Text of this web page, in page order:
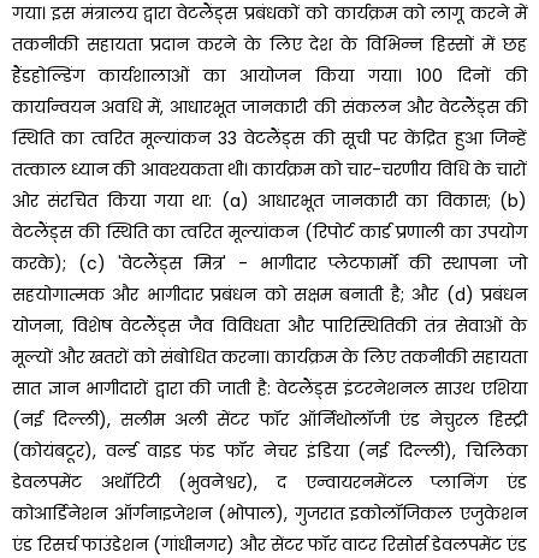
गया। इस मंत्रालय द्वारा वेटलैंड्स प्रबंधकों को कार्यक्रम को लागू करने में
तकनीकी सहायता प्रदान करने के लिए देश के विभिन्न हिस्सों में छह
हैंडहोल्डिंग कार्यशालाओं का आयोजन किया गया। 100 दिनों की
कार्यान्वयन अवधि में, आधारभूत जानकारी की संकलन और वेटलैंड्स की
स्थिति का त्वरित मूल्यांकन 33 वेटलैंड्स की सूची पर केंद्रित हुआ जिन्हें
तत्काल ध्यान की आवश्यकता थी।कार्यक्रम को चार-चरणीय विधि के चारों
ओर संरचित किया गया था: (a) आधारभूत जानकारी का विकास; (b)
वेटलैंड्स की स्थिति का त्वरित मूल्यांकन (रिपोर्ट कार्ड प्रणाली का उपयोग
करके); (c) 'वेटलैंड्स मित्र' - भागीदार प्लेटफार्मों की स्थापना जो
सहयोगात्मक और भागीदार प्रबंधन को सक्षम बनाती है; और (d) प्रबंधन
योजना, विशेष वेटलैंड्स जैव विविधता और पारिस्थितिकी तंत्र सेवाओं के
मूल्यों और खतरों को संबोधित करना। कार्यक्रम के लिए तकनीकी सहायता
सात ज्ञान भागीदारों द्वारा की जाती है: वेटलैंड्स इंटरनेशनल साउथ एशिया
(नई दिल्ली), सलीम अली सेंटर फॉर ऑर्निथोलॉजी एंड नेचुरल हिस्ट्री
(कोयंबटूर), वर्ल्ड वाइड फंड फॉर नेचर इंडिया (नई दिल्ली), चिलिका
डेवलपमेंट अथॉरिटी (भुवनेश्वर), द एन्वायरनमेंटल प्लानिंग एंड
कोआर्डिनेशन ऑर्गनाइजेशन (भोपाल), गुजरात इकोलॉजिकल एजुकेशन
एंड रिसर्च फाउंडेशन (गांधीनगर) और सेंटर फॉर वाटर रिसोर्स डेवलपमेंट एंड